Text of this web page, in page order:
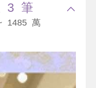
3 筆
1485 萬